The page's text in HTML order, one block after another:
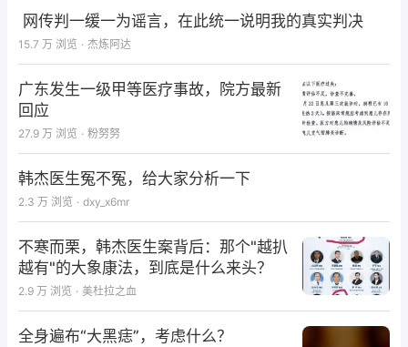
网传判一缓一为谣言，在此统一说明我的真实判决
15.7 万 浏览 · 杰炼阿达
广东发生一级甲等医疗事故，院方最新
回应
27.9 万 浏览 · 粉努努
韩杰医生冤不冤，给大家分析一下
2.3 万 浏览 · dxy_x6mr
不寒而栗，韩杰医生案背后：那个"越扒
越有"的大象康法，到底是什么来头？
2.9 万 浏览 · 美杜拉之血
全身遍布“大黑痣”，考虑什么？